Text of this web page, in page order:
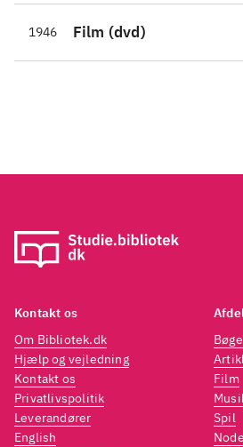
1946 Film (dvd)
Kontakt os
Om Bibliotek.dk
Hjælp og vejledning
Kontakt os
Privatlivspolitik
Leverandører
English
Film
Spil